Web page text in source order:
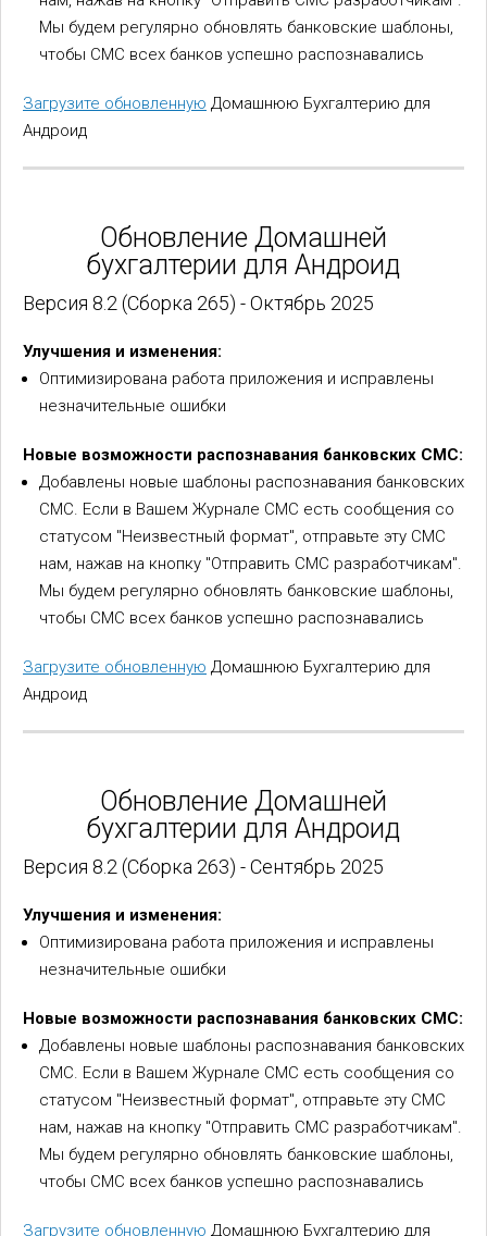
Мы будем регулярно обновлять банковские шаблоны,
чтобы СМС всех банков успешно распознавались
Загрузите обновленную Домашнюю Бухгалтерию для
Андроид
Обновление Домашней
бухгалтерии для Андроид
Версия 8.2 (Сборка 265) - Октябрь 2025
Улучшения и изменения:
Оптимизирована работа приложения и исправлены
незначительные ошибки
Новые возможности распознавания банковских СМС:
Добавлены новые шаблоны распознавания банковских
СМС. Если в Вашем Журнале СМС есть сообщения со
статусом "Неизвестный формат", отправьте эту СМС
нам, нажав на кнопку "Отправить СМС разработчикам".
Мы будем регулярно обновлять банковские шаблоны,
чтобы СМС всех банков успешно распознавались
Загрузите обновленную Домашнюю Бухгалтерию для
Андроид
Обновление Домашней
бухгалтерии для Андроид
Версия 8.2 (Сборка 263) - Сентябрь 2025
Улучшения и изменения:
Оптимизирована работа приложения и исправлены
незначительные ошибки
Новые возможности распознавания банковских СМС:
Добавлены новые шаблоны распознавания банковских
СМС. Если в Вашем Журнале СМС есть сообщения со
статусом "Неизвестный формат", отправьте эту СМС
нам, нажав на кнопку "Отправить СМС разработчикам".
Мы будем регулярно обновлять банковские шаблоны,
чтобы СМС всех банков успешно распознавались
Загрузите обновленную Домашнюю Бухгалтерию для